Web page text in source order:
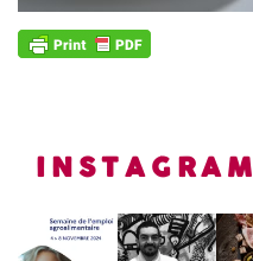
INSTAGRAM